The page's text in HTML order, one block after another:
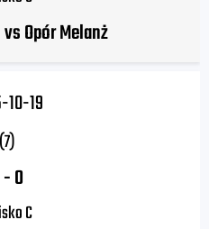
Opór Melanż
10-19
(7)
-0
C